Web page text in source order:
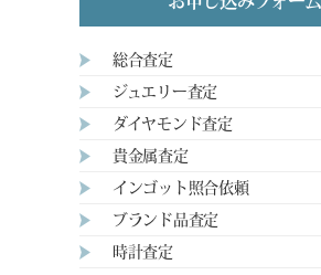
総合査定
ジュエリー査定
ダイヤモンド査定
貴金属査定
インゴット照合依頼
ブランド品査定
時計査定